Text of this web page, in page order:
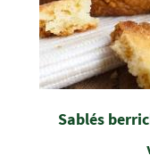
Sablés